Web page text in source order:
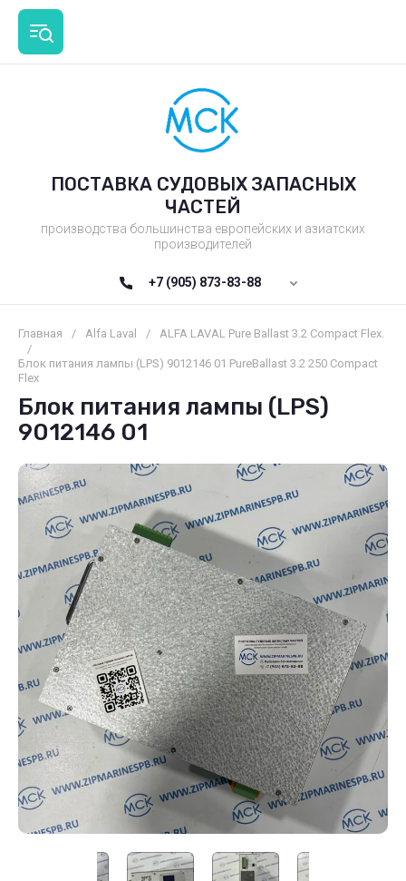
ПОСТАВКА СУДОВЫХ ЗАПАСНЫХ
ЧАСТЕЙ
производства большинства европейских и азиатских
производителей
+7 (905) 873-83-88
Главная / Alfa Laval /
ALFA LAVAL Pure Ballast 3.2 Compact Flex.
/
Блок питания лампы (LPS) 9012146 01 PureBallast 3.2 250 Compact
Flex
Блок питания лампы (LPS)
9012146 01